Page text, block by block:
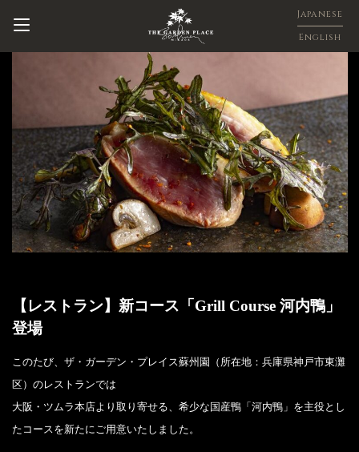
Japanese
English
【レストラン】新コース「Grill Course 河内鴨」
登場
このたび、ザ・ガーデン・プレイス蘇州園（所在地：兵庫県神戸市東灘
区）のレストランでは
大阪・ツムラ本店より取り寄せる、希少な国産鴨「河内鴨」を主役とし
たコースを新たにご用意いたしました。